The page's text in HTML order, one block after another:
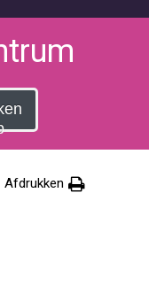
Afdrukken